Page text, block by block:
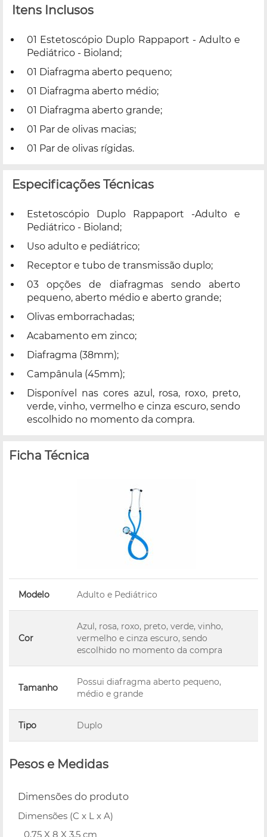
Itens Inclusos
01 Estetoscópio Duplo Rappaport - Adulto e
Pediátrico - Bioland;
01 Diafragma aberto pequeno;
01 Diafragma aberto médio;
01 Diafragma aberto grande;
01 Par de olivas macias;
01 Par de olivas rígidas.
Especificações Técnicas
Estetoscópio Duplo Rappaport -Adulto e
Pediátrico - Bioland;
Uso adulto e pediátrico;
Receptor e tubo de transmissão duplo;
03 opções de diafragmas sendo aberto
pequeno, aberto médio e aberto grande;
Olivas emborrachadas;
Acabamento em zinco;
Diafragma (38mm);
Campânula (45mm);
Disponível nas cores azul, rosa, roxo, preto,
verde, vinho, vermelho e cinza escuro, sendo
escolhido no momento da compra.
Ficha Técnica
Modelo Adulto e Pediátrico
Cor
Azul, rosa, roxo, preto, verde, vinho,
vermelho e cinza escuro, sendo
escolhido no momento da compra
Tamanho
Possui diafragma aberto pequeno,
médio e grande
Tipo Duplo
Pesos e Medidas
Dimensões do produto
Dimensões (C x L x A)
0.75 X 8 X 3.5 cm